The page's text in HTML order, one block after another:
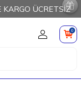
ÜCRETSİZ
0